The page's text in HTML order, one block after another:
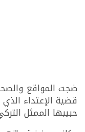
ضجت المواقع
قضية الإعتداء
حبيبها الممثل